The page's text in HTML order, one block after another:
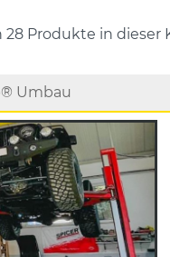
28 Produkte in dieser
Umbau